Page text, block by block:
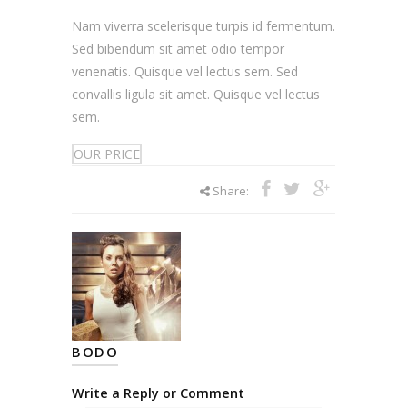
Nam viverra scelerisque turpis id fermentum.
Sed bibendum sit amet odio tempor
venenatis. Quisque vel lectus sem. Sed
convallis ligula sit amet. Quisque vel lectus
sem.
OUR PRICE
Share:
BODO
Write a Reply or Comment